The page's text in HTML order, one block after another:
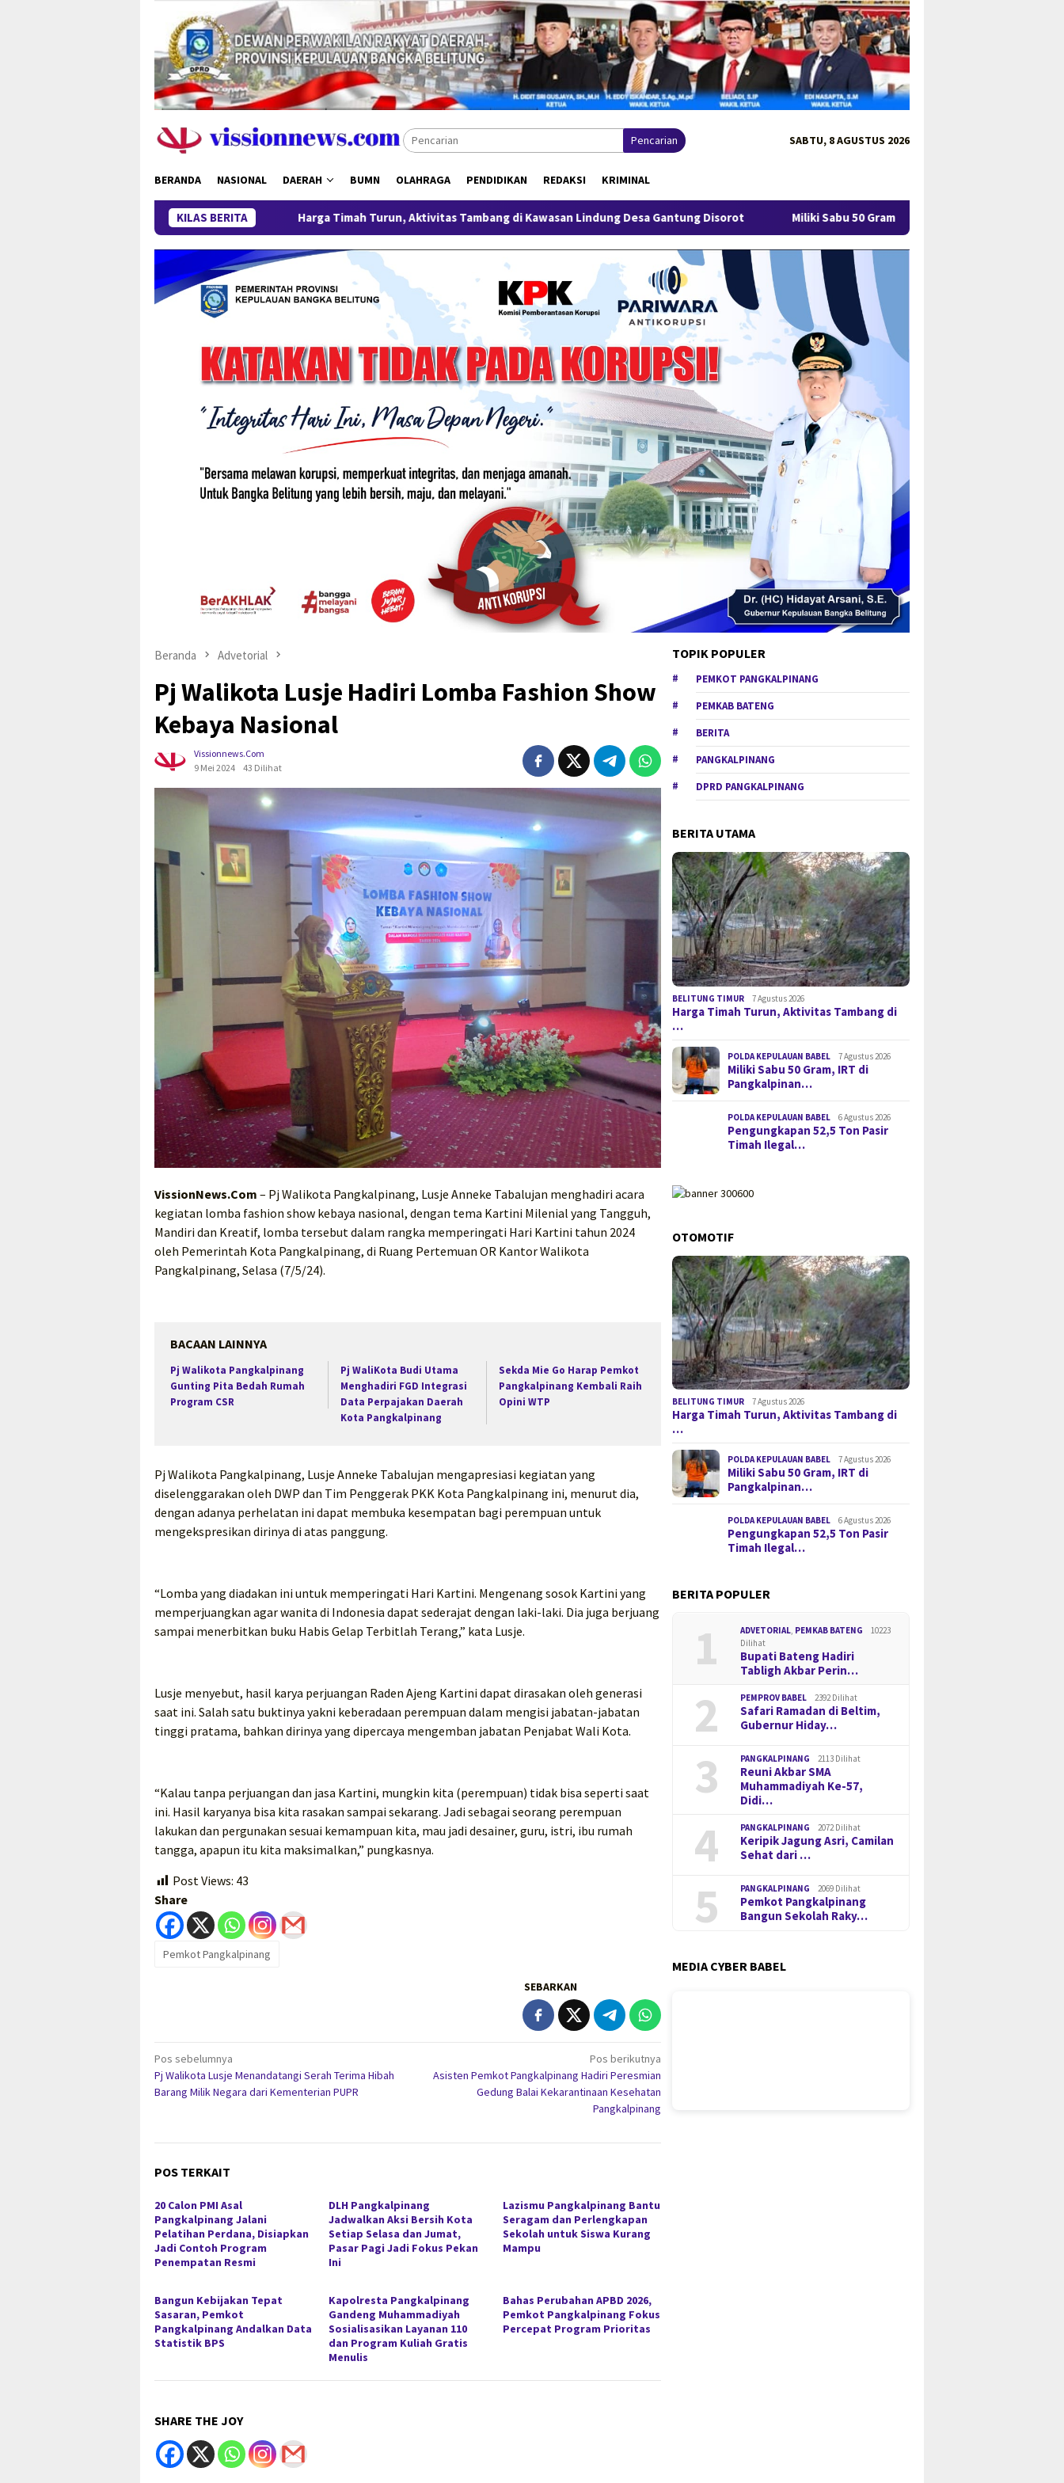
konten
Pencarian SABTU, 8 AGUSTUS 2026
BERANDA NASIONAL DAERAH BUMN OLAHRAGA PENDIDIKAN REDAKSI KRIMINAL
KILAS BERITAHarga Timah Turun, Aktivitas Tambang di Kawasan Lindung Desa Gantung Disorot Miliki Sabu 50 Gram, IRT di Pangkalpinang Ditangkap
Beranda Advetorial
Pj Walikota Lusje Hadiri Lomba Fashion Show
Kebaya Nasional
Vissionnews.com
9 Mei 2024
43 Dilihat
VissionNews.Com – Pj Walikota Pangkalpinang, Lusje Anneke Tabalujan menghadiri acara
kegiatan lomba fashion show kebaya nasional, dengan tema Kartini Milenial yang Tangguh,
Mandiri dan Kreatif, lomba tersebut dalam rangka memperingati Hari Kartini tahun 2024
oleh Pemerintah Kota Pangkalpinang, di Ruang Pertemuan OR Kantor Walikota
Pangkalpinang, Selasa (7/5/24).
BACAAN LAINNYA
Pj Walikota Pangkalpinang
Gunting Pita Bedah Rumah
Program CSR
Pj WaliKota Budi Utama
Menghadiri FGD Integrasi
Data Perpajakan Daerah
Kota Pangkalpinang
Sekda Mie Go Harap Pemkot
Pangkalpinang Kembali Raih
Opini WTP
Pj Walikota Pangkalpinang, Lusje Anneke Tabalujan mengapresiasi kegiatan yang
diselenggarakan oleh DWP dan Tim Penggerak PKK Kota Pangkalpinang ini, menurut dia,
dengan adanya perhelatan ini dapat membuka kesempatan bagi perempuan untuk
mengekspresikan dirinya di atas panggung.
“Lomba yang diadakan ini untuk memperingati Hari Kartini. Mengenang sosok Kartini yang
memperjuangkan agar wanita di Indonesia dapat sederajat dengan laki-laki. Dia juga berjuang
sampai menerbitkan buku Habis Gelap Terbitlah Terang,” kata Lusje.
Lusje menyebut, hasil karya perjuangan Raden Ajeng Kartini dapat dirasakan oleh generasi
saat ini. Salah satu buktinya yakni keberadaan perempuan dalam mengisi jabatan-jabatan
tinggi pratama, bahkan dirinya yang dipercaya mengemban jabatan Penjabat Wali Kota.
“Kalau tanpa perjuangan dan jasa Kartini, mungkin kita (perempuan) tidak bisa seperti saat
ini. Hasil karyanya bisa kita rasakan sampai sekarang. Jadi sebagai seorang perempuan
lakukan dan pergunakan sesuai kemampuan kita, mau jadi desainer, guru, istri, ibu rumah
tangga, apapun itu kita maksimalkan,” pungkasnya.
Post Views: 43
Share
Pemkot Pangkalpinang
SEBARKAN
Navigasi
pos
Pos sebelumnya
Pj Walikota Lusje Menandatangi Serah Terima Hibah
Barang Milik Negara dari Kementerian PUPR
Pos berikutnya
Asisten Pemkot Pangkalpinang Hadiri Peresmian
Gedung Balai Kekarantinaan Kesehatan
Pangkalpinang
POS TERKAIT
20 Calon PMI Asal
Pangkalpinang Jalani
Pelatihan Perdana, Disiapkan
Jadi Contoh Program
Penempatan Resmi
DLH Pangkalpinang
Jadwalkan Aksi Bersih Kota
Setiap Selasa dan Jumat,
Pasar Pagi Jadi Fokus Pekan
Ini
Lazismu Pangkalpinang Bantu
Seragam dan Perlengkapan
Sekolah untuk Siswa Kurang
Mampu
Bangun Kebijakan Tepat
Sasaran, Pemkot
Pangkalpinang Andalkan Data
Statistik BPS
Kapolresta Pangkalpinang
Gandeng Muhammadiyah
Sosialisasikan Layanan 110
dan Program Kuliah Gratis
Menulis
Bahas Perubahan APBD 2026,
Pemkot Pangkalpinang Fokus
Percepat Program Prioritas
TOPIK POPULER
PEMKOT PANGKALPINANG
PEMKAB BATENG
BERITA
PANGKALPINANG
DPRD PANGKALPINANG
BERITA UTAMA
BELITUNG TIMUR 7 Agustus 2026
Harga Timah Turun, Aktivitas Tambang di
…
POLDA KEPULAUAN BABEL 7 Agustus 2026
Miliki Sabu 50 Gram, IRT di
Pangkalpinan…
POLDA KEPULAUAN BABEL 6 Agustus 2026
Pengungkapan 52,5 Ton Pasir
Timah Ilegal…
OTOMOTIF
BELITUNG TIMUR 7 Agustus 2026
Harga Timah Turun, Aktivitas Tambang di
…
POLDA KEPULAUAN BABEL 7 Agustus 2026
Miliki Sabu 50 Gram, IRT di
Pangkalpinan…
POLDA KEPULAUAN BABEL 6 Agustus 2026
Pengungkapan 52,5 Ton Pasir
Timah Ilegal…
BERITA POPULER
1 ADVETORIAL, PEMKAB BATENG
10223
Dilihat
Bupati Bateng Hadiri
Tabligh Akbar Perin…
2 PEMPROV BABEL 2392 Dilihat
Safari Ramadan di Beltim,
Gubernur Hiday…
3 PANGKALPINANG 2113 Dilihat
Reuni Akbar SMA
Muhammadiyah Ke-57,
Didi…
4 PANGKALPINANG 2072 Dilihat
Keripik Jagung Asri, Camilan
Sehat dari …
5 PANGKALPINANG 2069 Dilihat
Pemkot Pangkalpinang
Bangun Sekolah Raky…
MEDIA CYBER BABEL
SHARE THE JOY